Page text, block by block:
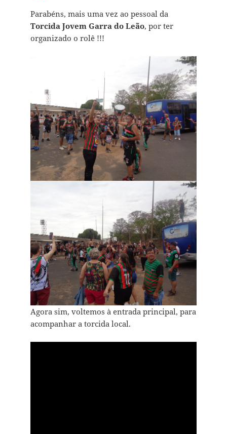
Parabéns, mais uma vez ao pessoal da
Torcida Jovem Garra do Leão, por ter
organizado o rolê !!!
Agora sim, voltemos à entrada principal, para
acompanhar a torcida local.